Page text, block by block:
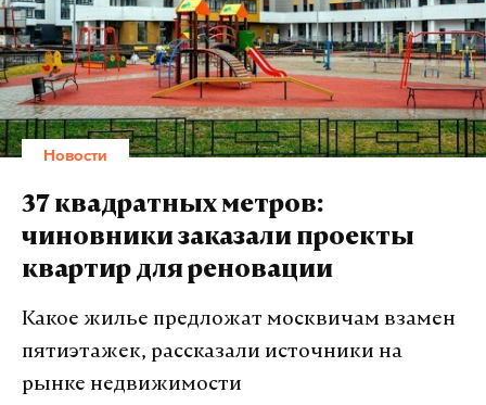
Новости
37 квадратных метров:
чиновники заказали проекты
квартир для реновации
Какое жилье предложат москвичам взамен
пятиэтажек, рассказали источники на
рынке недвижимости